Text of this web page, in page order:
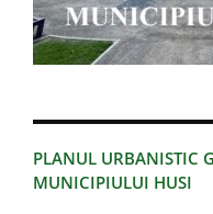
PLANUL URBANISTIC
MUNICIPIULUI HUSI